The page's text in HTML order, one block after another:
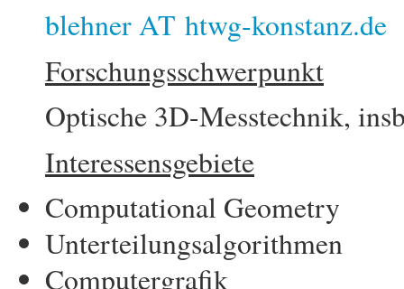
blehner AT htwg-konstanz.de
Forschungsschwerpunkt
Optische 3D-Messtechnik,
Interessensgebiete
Computational Geometry
Unterteilungsalgorithmen
Computergrafik